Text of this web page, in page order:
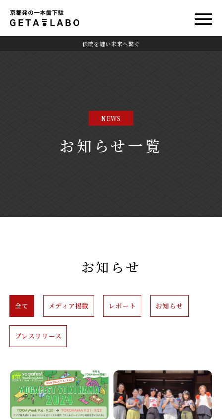
伝統を纏い未来へ繋ぐ
NEWS
お知らせ一覧
お知らせ
全て メディア掲載 レポート お知らせ
プレスリリース